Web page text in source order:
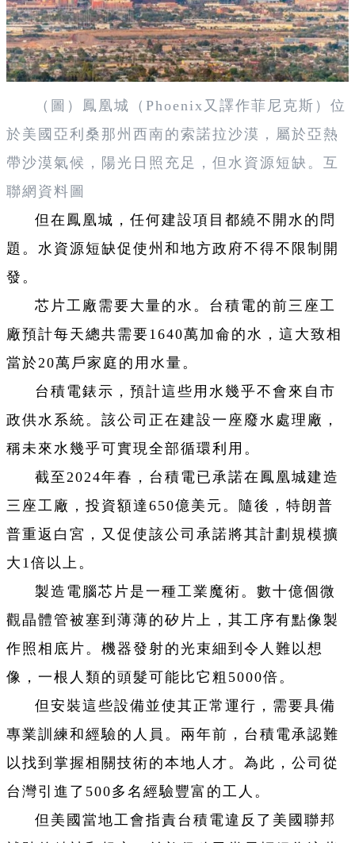
（圖）鳳凰城（Phoenix又譯作菲尼克斯）位
於美國亞利桑那州西南的索諾拉沙漠，屬於亞熱
帶沙漠氣候，陽光日照充足，但水資源短缺。互
聯網資料圖
但在鳳凰城，任何建設項目都繞不開水的問
題。水資源短缺促使州和地方政府不得不限制開
發。
芯片工廠需要大量的水。台積電的前三座工
廠預計每天總共需要1640萬加侖的水，這大致相
當於20萬戶家庭的用水量。
台積電錶示，預計這些用水幾乎不會來自市
政供水系統。該公司正在建設一座廢水處理廠，
稱未來水幾乎可實現全部循環利用。
截至2024年春，台積電已承諾在鳳凰城建造
三座工廠，投資額達650億美元。隨後，特朗普
普重返白宮，又促使該公司承諾將其計劃規模擴
大1倍以上。
製造電腦芯片是一種工業魔術。數十億個微
觀晶體管被塞到薄薄的矽片上，其工序有點像製
作照相底片。機器發射的光束細到令人難以想
像，一根人類的頭髮可能比它粗5000倍。
但安裝這些設備並使其正常運行，需要具備
專業訓練和經驗的人員。兩年前，台積電承認難
以找到掌握相關技術的本地人才。為此，公司從
台灣引進了500多名經驗豐富的工人。
但美國當地工會指責台積電違反了美國聯邦